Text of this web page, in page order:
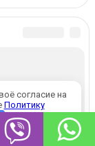
согласие на
Политику